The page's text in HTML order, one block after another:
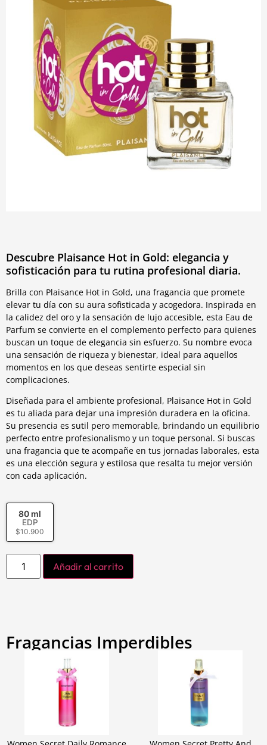
Descubre Plaisance Hot in Gold: elegancia y
sofisticación para tu rutina profesional diaria.
Brilla con Plaisance Hot in Gold, una fragancia que promete
elevar tu día con su aura sofisticada y acogedora. Inspirada en
la calidez del oro y la sensación de lujo accesible, esta Eau de
Parfum se convierte en el complemento perfecto para quienes
buscan un toque de elegancia sin esfuerzo. Su nombre evoca
una sensación de riqueza y bienestar, ideal para aquellos
momentos en los que deseas sentirte especial sin
complicaciones.
Diseñada para el ambiente profesional, Plaisance Hot in Gold
es tu aliada para dejar una impresión duradera en la oficina.
Su presencia es sutil pero memorable, brindando un equilibrio
perfecto entre profesionalismo y un toque personal. Si buscas
una fragancia que te acompañe en tus jornadas laborales, esta
es una elección segura y estilosa que resalta tu mejor versión
con cada aplicación.
80 ml
EDP
$10.900
Añadir al carrito
Fragancias Imperdibles